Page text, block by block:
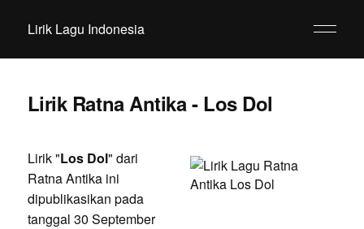
Lirik Lagu Indonesia
Lirik Ratna Antika - Los Dol
Lirik "Los Dol" dari
Ratna Antika ini
dipublikasikan pada
tanggal 30 September